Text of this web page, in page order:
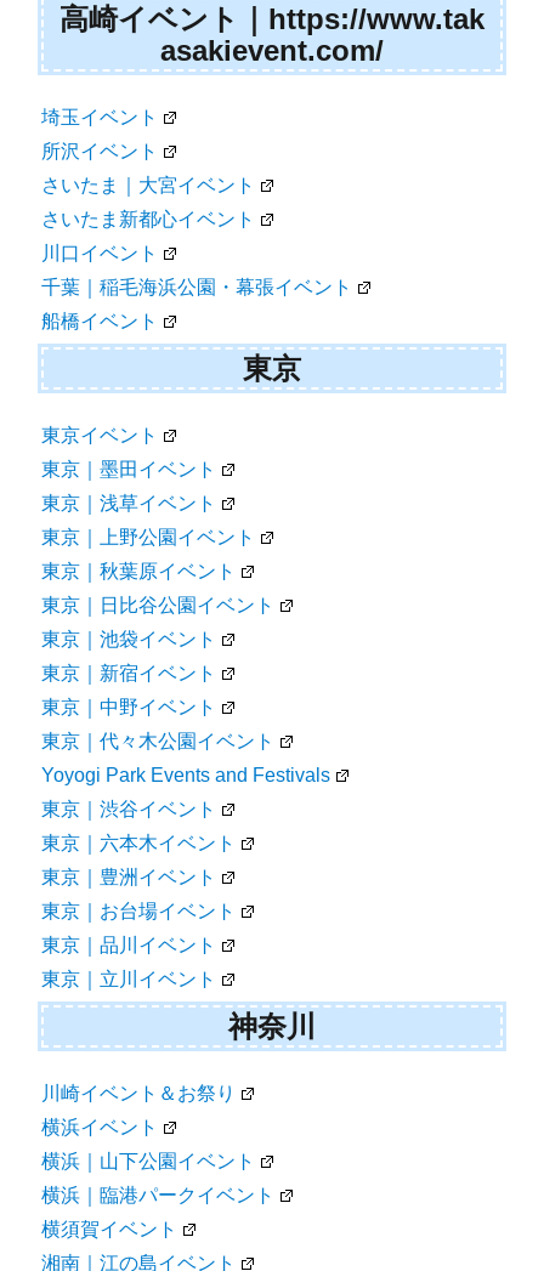
高崎イベント｜https://www.tak
asakievent.com/
埼玉イベント
所沢イベント
さいたま｜大宮イベント
さいたま新都心イベント
川口イベント
千葉｜稲毛海浜公園・幕張イベント
船橋イベント
東京
東京イベント
東京｜墨田イベント
東京｜浅草イベント
東京｜上野公園イベント
東京｜秋葉原イベント
東京｜日比谷公園イベント
東京｜池袋イベント
東京｜新宿イベント
東京｜中野イベント
東京｜代々木公園イベント
Yoyogi Park Events and Festivals
東京｜渋谷イベント
東京｜六本木イベント
東京｜豊洲イベント
東京｜お台場イベント
東京｜品川イベント
東京｜立川イベント
神奈川
川崎イベント＆お祭り
横浜イベント
横浜｜山下公園イベント
横浜｜臨港パークイベント
横須賀イベント
湘南｜江の島イベント